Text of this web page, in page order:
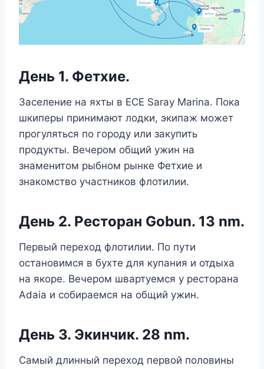
День 1. Фетхие.
Заселение на яхты в ECE Saray Marina. Пока
шкиперы принимают лодки, экипаж может
прогуляться по городу или закупить
продукты. Вечером общий ужин на
знаменитом рыбном рынке Фетхие и
знакомство участников флотилии.
День 2. Ресторан Gobun. 13 nm.
Первый переход флотилии. По пути
остановимся в бухте для купания и отдыха
на якоре. Вечером швартуемся у ресторана
Adaia и собираемся на общий ужин.
День 3. Экинчик. 28 nm.
Самый длинный переход первой половины